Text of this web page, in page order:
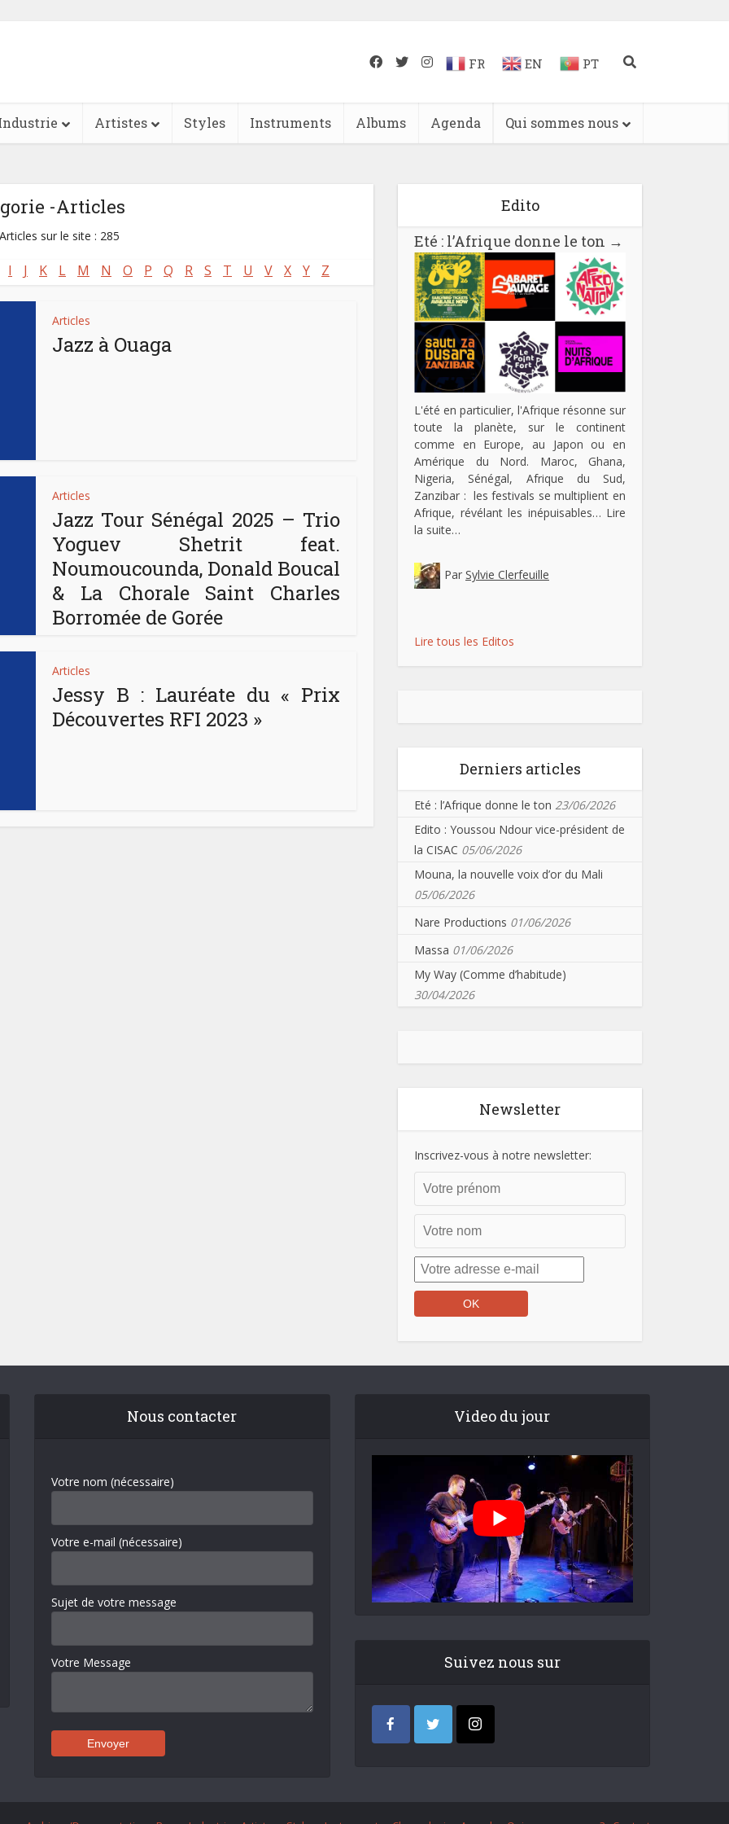
FR EN PT
Artistes Styles Instruments Albums Agenda Qui sommes nous
-Articles
sur le site : 285
I J K L M N O P Q R S T U V X Y Z
Articles
Jazz à Ouaga
Articles
Jazz Tour Sénégal 2025 – Trio
Yoguev Shetrit feat.
Noumoucounda, Donald Boucal
& La Chorale Saint Charles
Borromée de Gorée
Articles
Jessy B : Lauréate du « Prix
Découvertes RFI 2023 »
Edito
Eté : l’Afrique donne le ton →
L'été en particulier, l'Afrique résonne sur
toute la planète, sur le continent
comme en Europe, au Japon ou en
Amérique du Nord. Maroc, Ghana,
Nigeria, Sénégal, Afrique du Sud,
Zanzibar : les festivals se multiplient en
Afrique, révélant les inépuisables… Lire
la suite…
Par Sylvie Clerfeuille
Lire tous les Editos
Derniers articles
Eté : l’Afrique donne le ton 23/06/2026
Edito : Youssou Ndour vice-président de
la CISAC 05/06/2026
Mouna, la nouvelle voix d’or du Mali
05/06/2026
Nare Productions 01/06/2026
Massa 01/06/2026
My Way (Comme d’habitude)
30/04/2026
Newsletter
Inscrivez-vous à notre newsletter:
Nous contacter
Votre nom (nécessaire)
Votre e-mail (nécessaire)
Sujet de votre message
Votre Message
Video du jour
Suivez nous sur